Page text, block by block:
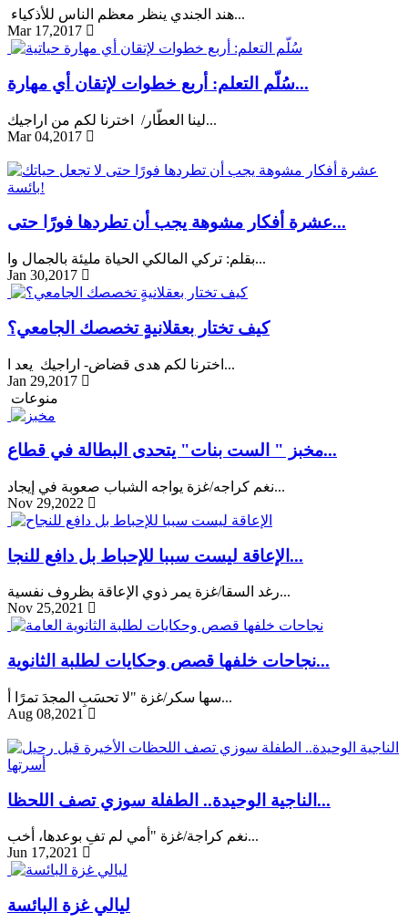
هند الجندي ينظر معظم الناس للأذكياء...
Mar 17,2017
سُلّم التعلم: أربع خطوات لإتقان أي مهارة...
لينا العطّار/ اخترنا لكم من اراجيك...
Mar 04,2017
عشرة أفكار مشوهة يجب أن تطردها فورًا حتى...
بقلم: تركي المالكي الحياة مليئة بالجمال وا...
Jan 30,2017
كيف تختار بعقلانيةٍ تخصصك الجامعي؟
اخترنا لكم هدى قضاض- اراجيك يعد ا...
Jan 29,2017
منوعات
مخبز " الست بنات" يتحدى البطالة في قطاع...
نغم كراجه/غزة يواجه الشباب صعوبة في إيجاد...
Nov 29,2022
الإعاقة ليست سببا للإحباط بل دافع للنجا...
رغد السقا/غزة يمر ذوي الإعاقة بظروف نفسية...
Nov 25,2021
نجاحات خلفها قصص وحكايات لطلبة الثانوية...
سها سكر/غزة "لا تحسَبِ المجدَ تمرًا أ...
Aug 08,2021
الناجية الوحيدة.. الطفلة سوزي تصف اللحظا...
نغم كراجة/غزة "أمي لم تفِ بوعدها، أخب...
Jun 17,2021
ليالي غزة البائسة